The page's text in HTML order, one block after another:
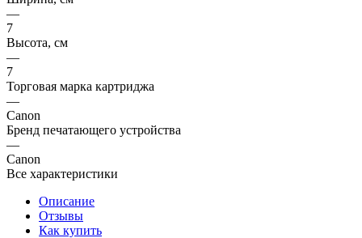
—
7
Высота, см
—
7
Торговая марка картриджа
—
Canon
Бренд печатающего устройства
—
Canon
Все характеристики
Описание
Отзывы
Как купить